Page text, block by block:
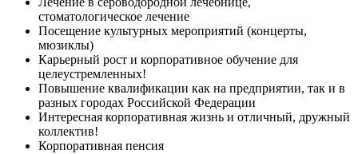
стоматологическое лечение
Посещение культурных мероприятий (концерты,
мюзиклы)
Карьерный рост и корпоративное обучение для
целеустремленных!
Повышение квалификации как на предприятии, так и в
разных городах Российской Федерации
Интересная корпоративная жизнь и отличный, дружный
коллектив!
Корпоративная пенсия